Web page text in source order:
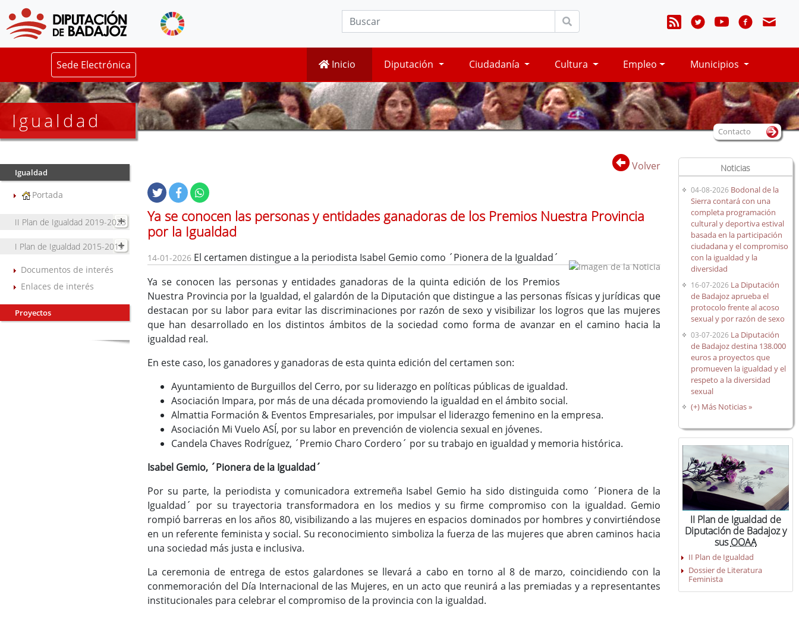
Sede Electrónica Inicio Diputación Ciudadanía Cultura Empleo Municipios
Igualdad
Igualdad
Portada
II Plan de Igualdad 2019-2023
I Plan de Igualdad 2015-2019
Documentos de interés
Enlaces de interés
Proyectos
Volver
Ya se conocen las personas y entidades ganadoras de los Premios Nuestra Provincia
por la Igualdad
14-01-2026 El certamen distingue a la periodista Isabel Gemio como ´Pionera de la Igualdad´
Ya se conocen las personas y entidades ganadoras de la quinta edición de los Premios
Nuestra Provincia por la Igualdad, el galardón de la Diputación que distingue a las personas físicas y jurídicas que
destacan por su labor para evitar las discriminaciones por razón de sexo y visibilizar los logros que las mujeres
que han desarrollado en los distintos ámbitos de la sociedad como forma de avanzar en el camino hacia la
igualdad real.
En este caso, los ganadores y ganadoras de esta quinta edición del certamen son:
Ayuntamiento de Burguillos del Cerro, por su liderazgo en políticas públicas de igualdad.
Asociación Impara, por más de una década promoviendo la igualdad en el ámbito social.
Almattia Formación & Eventos Empresariales, por impulsar el liderazgo femenino en la empresa.
Asociación Mi Vuelo ASÍ, por su labor en prevención de violencia sexual en jóvenes.
Candela Chaves Rodríguez, ´Premio Charo Cordero´ por su trabajo en igualdad y memoria histórica.
Isabel Gemio, ´Pionera de la Igualdad´
Por su parte, la periodista y comunicadora extremeña Isabel Gemio ha sido distinguida como ´Pionera de la
Igualdad´ por su trayectoria transformadora en los medios y su firme compromiso con la igualdad. Gemio
rompió barreras en los años 80, visibilizando a las mujeres en espacios dominados por hombres y convirtiéndose
en un referente feminista y social. Su reconocimiento simboliza la fuerza de las mujeres que abren caminos hacia
una sociedad más justa e inclusiva.
La ceremonia de entrega de estos galardones se llevará a cabo en torno al 8 de marzo, coincidiendo con la
conmemoración del Día Internacional de las Mujeres, en un acto que reunirá a las premiadas y a representantes
institucionales para celebrar el compromiso de la provincia con la igualdad.
Contacto
Noticias
04-08-2026 Bodonal de la
Sierra contará con una
completa programación
cultural y deportiva estival
basada en la participación
ciudadana y el compromiso
con la igualdad y la
diversidad
16-07-2026 La Diputación
de Badajoz aprueba el
protocolo frente al acoso
sexual y por razón de sexo
03-07-2026 La Diputación
de Badajoz destina 138.000
euros a proyectos que
promueven la igualdad y el
respeto a la diversidad
sexual
(+) Más Noticias »
II Plan de Igualdad de
Diputación de Badajoz y
susOOAA
II Plan de Igualdad
Dossier de Literatura
Feminista